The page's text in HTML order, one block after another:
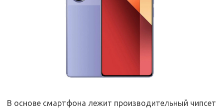
В основе смартфона лежит производительный чипсет